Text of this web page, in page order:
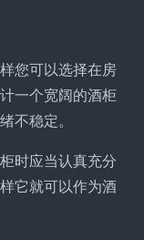
您可以选择在房
一个宽阔的酒柜
不稳定。
时应当认真充分
它就可以作为酒